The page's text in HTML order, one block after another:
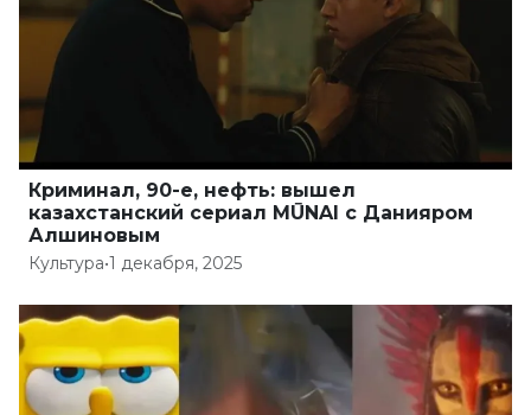
Криминал, 90-е, нефть: вышел
казахстанский сериал MŪNAI с Данияром
Алшиновым
Культура•1 декабря, 2025